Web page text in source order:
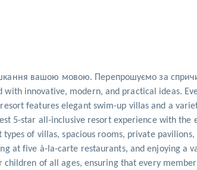
вашою мовою. Перепрошуємо за
with innovative, modern, and practical ideas.
features elegant swim-up villas and a
5-star all-inclusive resort experience with
of villas, spacious rooms, private
at five à-la-carte restaurants, and enjoying a
of all ages, ensuring that every